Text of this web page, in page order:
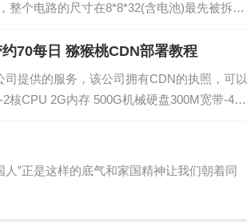
整个电路的尺寸在8*8*32(含电池)最先被拆下
70每日 猕猴桃CDN部署教程
提供的服务，该公司拥有CDN的执照，可以
核CPU 2G内存 500G机械硬盘300M宽带-4核
存 2000G机械硬盘1000M宽...
”正是这样的底气和家国精神让我们朝着同